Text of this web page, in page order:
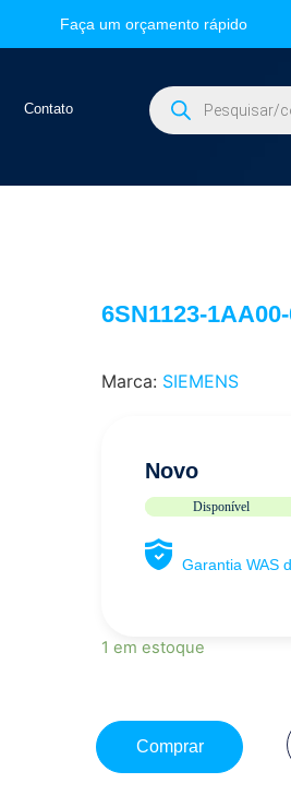
Faça um orçamento rápido
Contato
6SN1123-
Marca: SIEMENS
Novo
Disponível
Garantia WAS
1 em estoque
Comprar